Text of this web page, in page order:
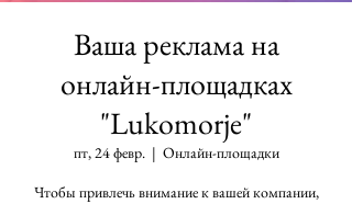
Ваша реклама на
онлайн-площадках
"Lukomorje"
пт, 24 февр.
  |
Онлайн-площадки
Чтобы привлечь внимание к вашей компании,